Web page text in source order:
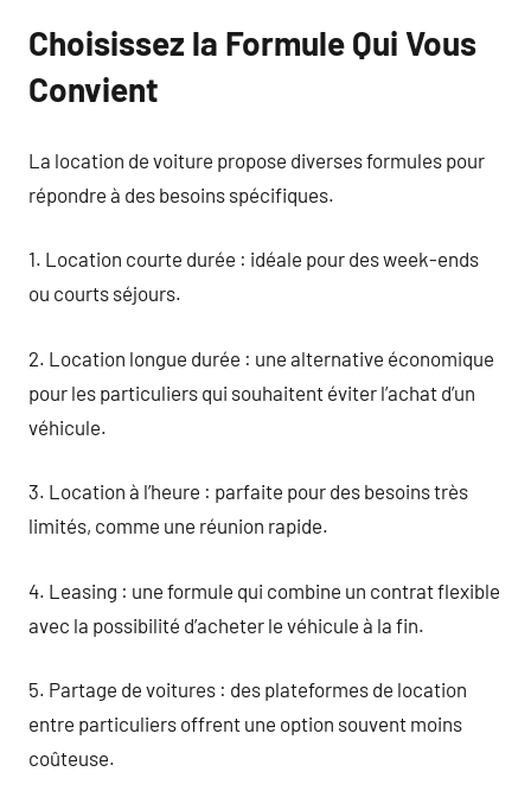
Choisissez la Formule Qui Vous
Convient
La location de voiture propose diverses formules pour
répondre à des besoins spécifiques.
1. Location courte durée : idéale pour des week-ends
ou courts séjours.
2. Location longue durée : une alternative économique
pour les particuliers qui souhaitent éviter l’achat d’un
véhicule.
3. Location à l’heure : parfaite pour des besoins très
limités, comme une réunion rapide.
4. Leasing : une formule qui combine un contrat flexible
avec la possibilité d’acheter le véhicule à la fin.
5. Partage de voitures : des plateformes de location
entre particuliers offrent une option souvent moins
coûteuse.